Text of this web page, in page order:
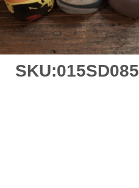
SKU:015SD085